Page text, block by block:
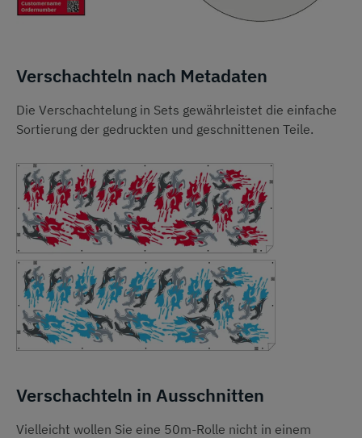
Verschachteln nach Metadaten
Die Verschachtelung in Sets gewährleistet die einfache
Sortierung der gedruckten und geschnittenen Teile.
Verschachteln in Ausschnitten
Vielleicht wollen Sie eine 50m-Rolle nicht in einem